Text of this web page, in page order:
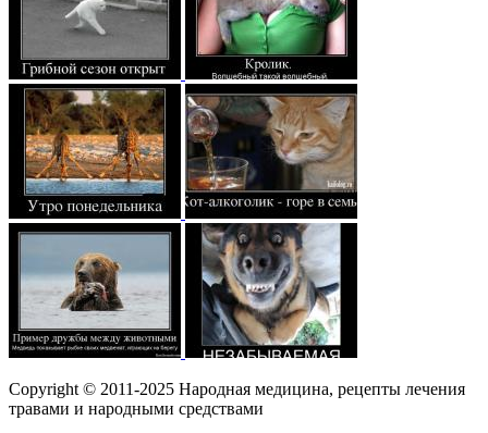
Copyright © 2011-2025 Народная медицина, рецепты лечения
травами и народными средствами